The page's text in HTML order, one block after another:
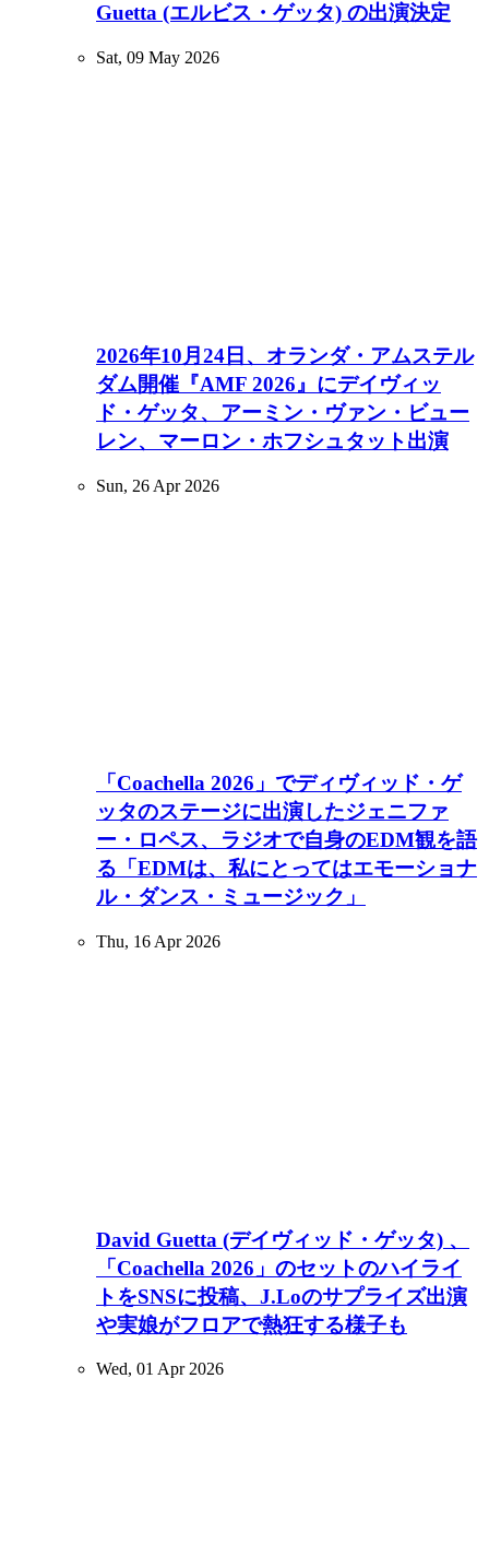
Guetta (エルビス・ゲッタ) の出演決定
Sat, 09 May 2026
2026年10月24日、オランダ・アムステル
ダム開催『AMF 2026』にデイヴィッ
ド・ゲッタ、アーミン・ヴァン・ビュー
レン、マーロン・ホフシュタット出演
Sun, 26 Apr 2026
「Coachella 2026」でディヴィッド・ゲ
ッタのステージに出演したジェニファ
ー・ロペス、ラジオで自身のEDM観を語
る「EDMは、私にとってはエモーショナ
ル・ダンス・ミュージック」
Thu, 16 Apr 2026
David Guetta (デイヴィッド・ゲッタ) 、
「Coachella 2026」のセットのハイライ
トをSNSに投稿、J.Loのサプライズ出演
や実娘がフロアで熱狂する様子も
Wed, 01 Apr 2026